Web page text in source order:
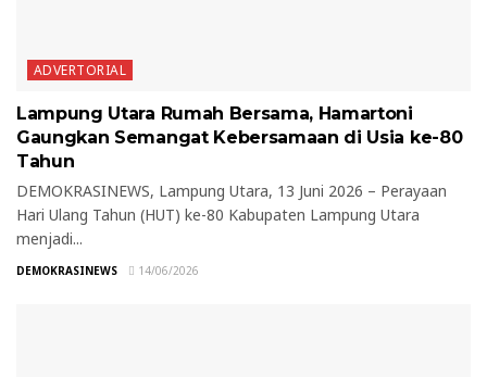
ADVERTORIAL
Lampung Utara Rumah Bersama, Hamartoni
Gaungkan Semangat Kebersamaan di Usia ke-80
Tahun
DEMOKRASINEWS, Lampung Utara, 13 Juni 2026 – Perayaan
Hari Ulang Tahun (HUT) ke-80 Kabupaten Lampung Utara
menjadi...
DEMOKRASINEWS 14/06/2026